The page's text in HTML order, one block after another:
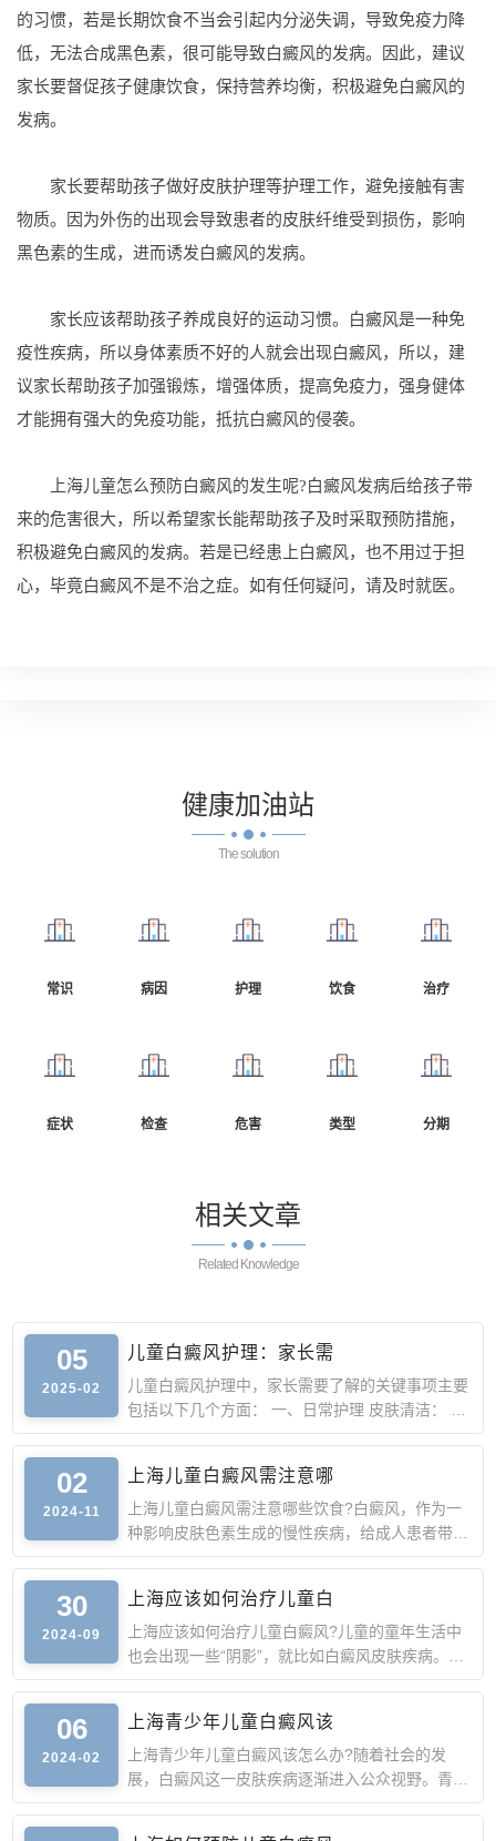
的习惯，若是长期饮食不当会引起内分泌失调，导致免疫力降
低，无法合成黑色素，很可能导致白癜风的发病。因此，建议
家长要督促孩子健康饮食，保持营养均衡，积极避免白癜风的
发病。
家长要帮助孩子做好皮肤护理等护理工作，避免接触有害
物质。因为外伤的出现会导致患者的皮肤纤维受到损伤，影响
黑色素的生成，进而诱发白癜风的发病。
家长应该帮助孩子养成良好的运动习惯。白癜风是一种免
疫性疾病，所以身体素质不好的人就会出现白癜风，所以，建
议家长帮助孩子加强锻炼，增强体质，提高免疫力，强身健体
才能拥有强大的免疫功能，抵抗白癜风的侵袭。
上海儿童怎么预防白癜风的发生呢?白癜风发病后给孩子带
来的危害很大，所以希望家长能帮助孩子及时采取预防措施，
积极避免白癜风的发病。若是已经患上白癜风，也不用过于担
心，毕竟白癜风不是不治之症。如有任何疑问，请及时就医。
健康加油站
The solution
常识 病因 护理 饮食 治疗
症状 检查 危害 类型 分期
相关文章
Related Knowledge
05
2025-02
儿童白癜风护理：家长需
儿童白癜风护理中，家长需要了解的关键事项主要
包括以下几个方面： 一、日常护理 皮肤清洁： 每
天为孩子洗澡，
02
2024-11
上海儿童白癜风需注意哪
上海儿童白癜风需注意哪些饮食?白癜风，作为一
种影响皮肤色素生成的慢性疾病，给成人患者带来
困扰，也让许多儿
30
2024-09
上海应该如何治疗儿童白
上海应该如何治疗儿童白癜风?儿童的童年生活中
也会出现一些“阴影”，就比如白癜风皮肤疾病。其
导致的白斑会对
06
2024-02
上海青少年儿童白癜风该
上海青少年儿童白癜风该怎么办?随着社会的发
展，白癜风这一皮肤疾病逐渐进入公众视野。青少
年儿童是白癜风的高